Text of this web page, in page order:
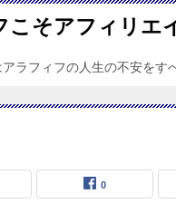
こそアフィリエ
ラフィフの人生の不安をす
0